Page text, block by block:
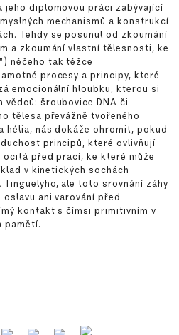
jeho diplomovou práci zabývající
mechanismů a konstrukcí
Tehdy se posunul od zkoumání
a zkoumání vlastní tělesnosti, ke
něčeho tak těžce
procesy a principy, které
emocionální hloubku, kterou si
vědců: šroubovice DNA či
tělesa převážně tvořeného
hélia, nás dokáže ohromit, pokud
principů, které ovlivňují
ocitá před prací, ke které může
v kinetických sochách
ale toto srovnání záhy
ani varování před
kontakt s čímsi primitivním v
pamětí.